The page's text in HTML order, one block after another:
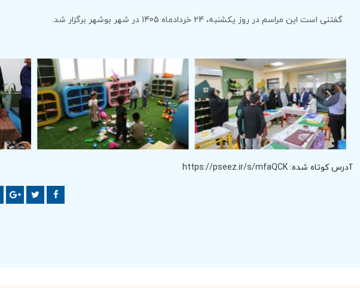
گفتنی است این مراسم در روز یکشنبه، 24 خردادماه 1405 در شهر بوشهر برگزار شد.
آدرس کوتاه شده: https://pseez.ir/s/mfaQCK